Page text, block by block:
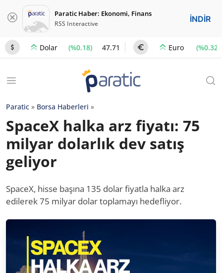
Paratic Haber: Ekonomi, Finans
RSS Interactive İNDİR
Dolar (%0.18) 47.71 Euro (%0.32)
Paratic » Borsa Haberleri »
SpaceX halka arz fiyatı: 75
milyar dolarlık dev satış
geliyor
SpaceX, hisse başına 135 dolar fiyatla halka arz
edilerek 75 milyar dolar toplamayı hedefliyor.